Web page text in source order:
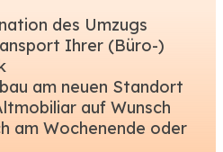
des Umzugs
Ihrer (Büro-)
am neuen Standort
auf Wunsch
am Wochenende oder